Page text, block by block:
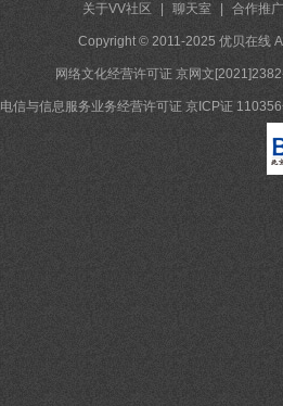
关于VV社区 聊天室 合作推广
Copyright © 2011-2025 优贝在线
网络文化经营许可证 京网文
电信与信息服务业务经营许可证 京ICP证